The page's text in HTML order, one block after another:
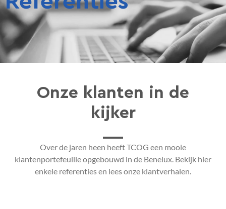
Onze klanten in de
kijker
Over de jaren heen heeft TCOG een mooie
klantenportefeuille opgebouwd in de Benelux. Bekijk hier
enkele referenties en lees onze klantverhalen.